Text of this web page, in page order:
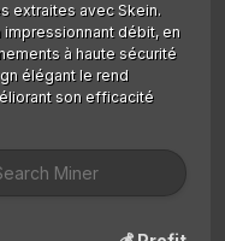
extraites avec Skein.
débit, en
à haute sécurité
élégant le rend
son efficacité